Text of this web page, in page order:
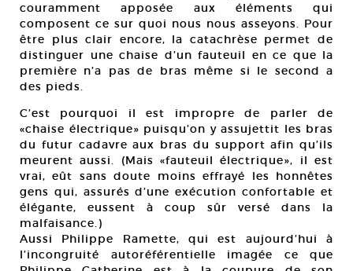
couramment apposée aux éléments qui
composent ce sur quoi nous nous asseyons. Pour
être plus clair encore, la catachrèse permet de
distinguer une chaise d’un fauteuil en ce que la
première n’a pas de bras même si le second a
des pieds.
C’est pourquoi il est impropre de parler de
«chaise électrique» puisqu’on y assujettit les bras
du futur cadavre aux bras du support afin qu’ils
meurent aussi. (Mais «fauteuil électrique», il est
vrai, eût sans doute moins effrayé les honnêtes
gens qui, assurés d’une exécution confortable et
élégante, eussent à coup sûr versé dans la
malfaisance.)
Aussi Philippe Ramette, qui est aujourd’hui à
l’incongruité autoréférentielle imagée ce que